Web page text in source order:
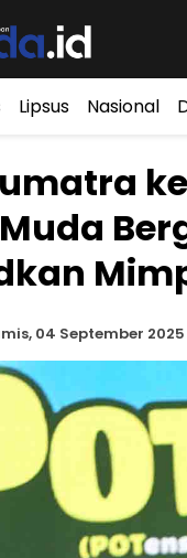
Lipsus Nasional
04 September 2025